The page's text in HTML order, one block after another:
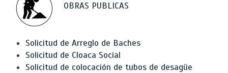
OBRAS PUBLICAS
Solicitud de Arreglo de Baches
Solicitud de Cloaca Social
Solicitud de colocación de tubos de desagüe